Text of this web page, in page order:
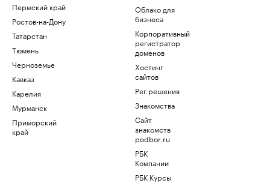
Пермский край
Ростов-на-Дону
Татарстан
Тюмень
Черноземье
Кавказ
Карелия
Мурманск
Приморский
край
Облако для
бизнеса
Корпоративный
регистратор
доменов
Хостинг
сайтов
Рег.решения
Знакомства
Сайт
знакомств
podbor.ru
РБК
Компании
РБК Курсы